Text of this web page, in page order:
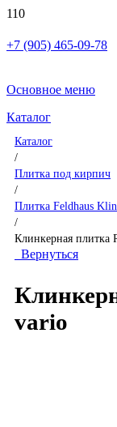
+7 (905) 465-09-78
Основное меню
Каталог
Каталог
/
Плитка под кирпич
/
Плитка Feldhaus
/
Клинкерная плитка
Вернуться
vario